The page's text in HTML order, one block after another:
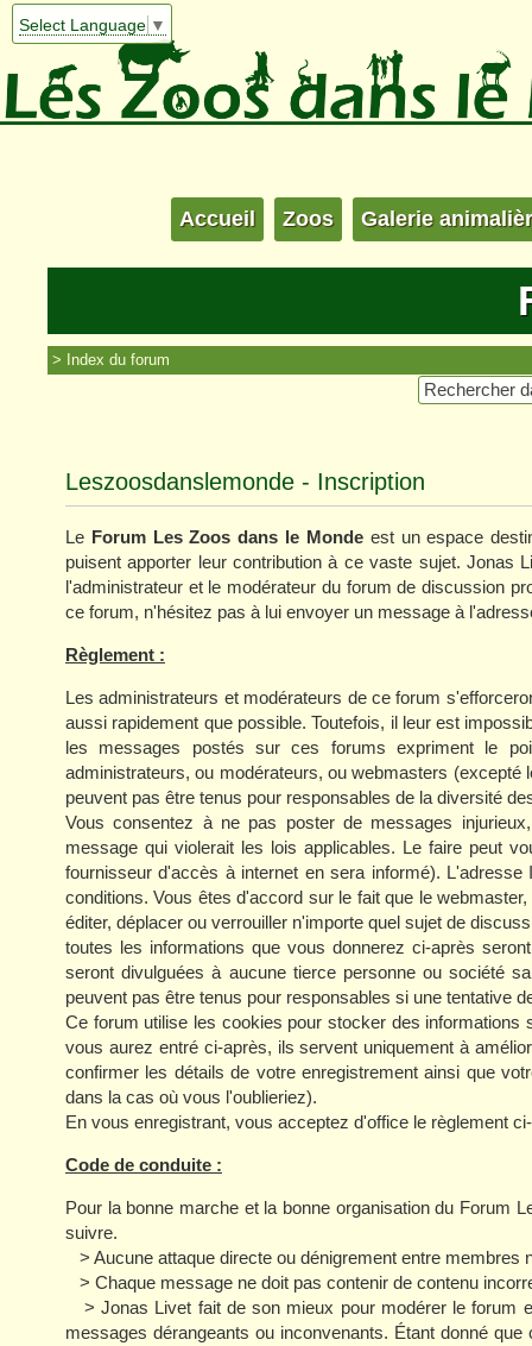
Select Language ▼
Accueil Zoos Galerie
Index du forum
Leszoosdanslemonde - Inscription
Le Forum Les Zoos dans le Mondeest un espace
puisent apporter leur contribution à ce vaste sujet. Jonas
l'administrateur et le modérateur du forum de discussion
ce forum, n'hésitez pas à lui envoyer un message à
Règlement :
Les administrateurs et modérateurs de ce forum
aussi rapidement que possible. Toutefois, il leur est
les messages postés sur ces forums expriment le
administrateurs, ou modérateurs, ou webmasters
peuvent pas être tenus pour responsables de la diversité
Vous consentez à ne pas poster de messages
message qui violerait les lois applicables. Le faire peut
fournisseur d'accès à internet en sera informé).
conditions. Vous êtes d'accord sur le fait que le
éditer, déplacer ou verrouiller n'importe quel sujet de
toutes les informations que vous donnerez ci-après
seront divulguées à aucune tierce personne ou société
peuvent pas être tenus pour responsables si une tentative
Ce forum utilise les cookies pour stocker des informations
vous aurez entré ci-après, ils servent uniquement à
confirmer les détails de votre enregistrement ainsi que
dans la cas où vous l'oublieriez).
En vous enregistrant, vous acceptez d'office le règlement
Code de conduite :
Pour la bonne marche et la bonne organisation du Forum
suivre.
> Aucune attaque directe ou dénigrement entre membres
> Chaque message ne doit pas contenir de contenu
> Jonas Livet fait de son mieux pour modérer le forum
messages dérangeants ou inconvenants. Étant donné